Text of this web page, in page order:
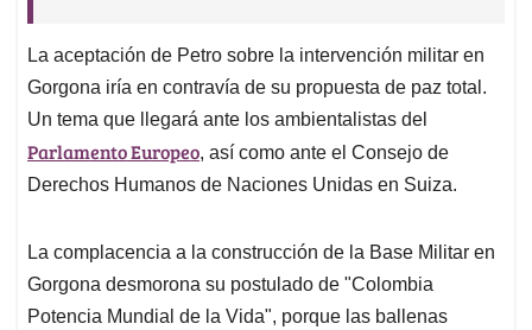
La aceptación de Petro sobre la intervención militar en
Gorgona iría en contravía de su propuesta de paz total.
Un tema que llegará ante los ambientalistas del
Parlamento Europeo, así como ante el Consejo de
Derechos Humanos de Naciones Unidas en Suiza.
La complacencia a la construcción de la Base Militar en
Gorgona desmorona su postulado de "Colombia
Potencia Mundial de la Vida", porque las ballenas